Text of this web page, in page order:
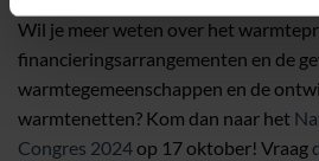
Wil je meer weten over het
financieringsarrangementen en de
warmtegemeenschappen en de
warmtenetten? Kom dan naar het
Congres 2024op 17 oktober! Vraag